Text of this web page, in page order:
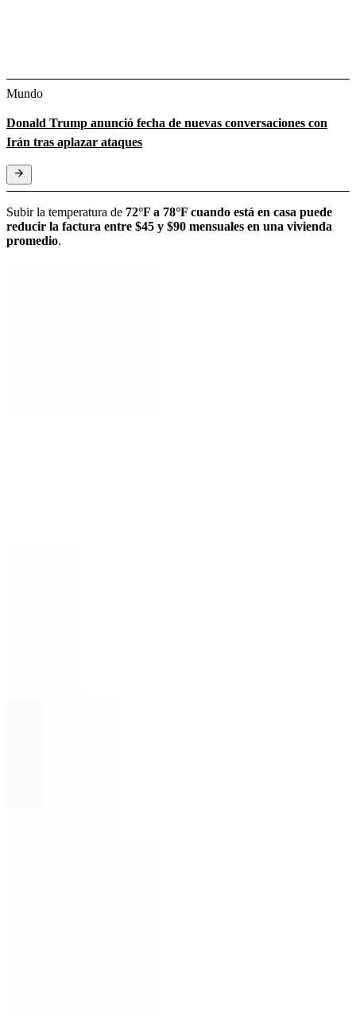
Mundo
Donald Trump anunció fecha de nuevas conversaciones con
Irán tras aplazar ataques
Subir la temperatura de 72°F a 78°F cuando está en casa puede
reducir la factura entre $45 y $90 mensuales en una vivienda
promedio.